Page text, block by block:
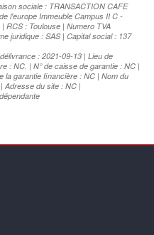
sociale : TRANSACTION CAFE
l'europe Immeuble Campus II C -
RCS : Toulouse | Numero TVA
juridique : SAS | Capital social : 137
: 2021-09-13 | Lieu de
: NC. | N° de caisse de garantie : NC |
la garantie financière : NC | Nom du
Adresse du site : NC |